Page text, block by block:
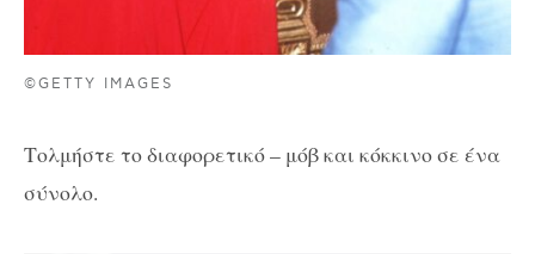
©GETTY IMAGES
Τολμήστε το διαφορετικό – μόβ και κόκκινο σε ένα
σύνολο.